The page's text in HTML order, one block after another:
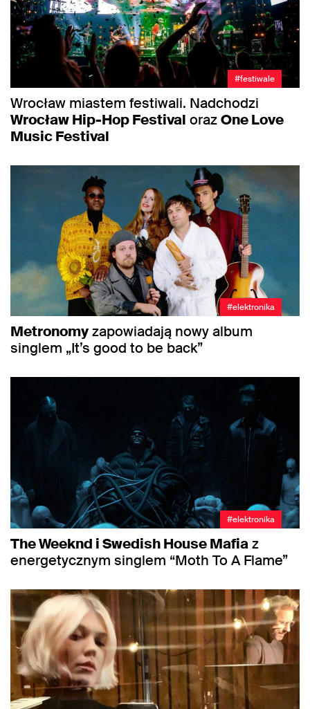
#festiwale
Wrocław miastem festiwali. Nadchodzi
Wrocław Hip-Hop Festival orazOne Love
Music Festival
#elektronika
Metronomyzapowiadają nowy album
singlem „It’s good to be back”
#elektronika
The Weeknd i Swedish House Mafiaz
energetycznym singlem “Moth To A Flame”